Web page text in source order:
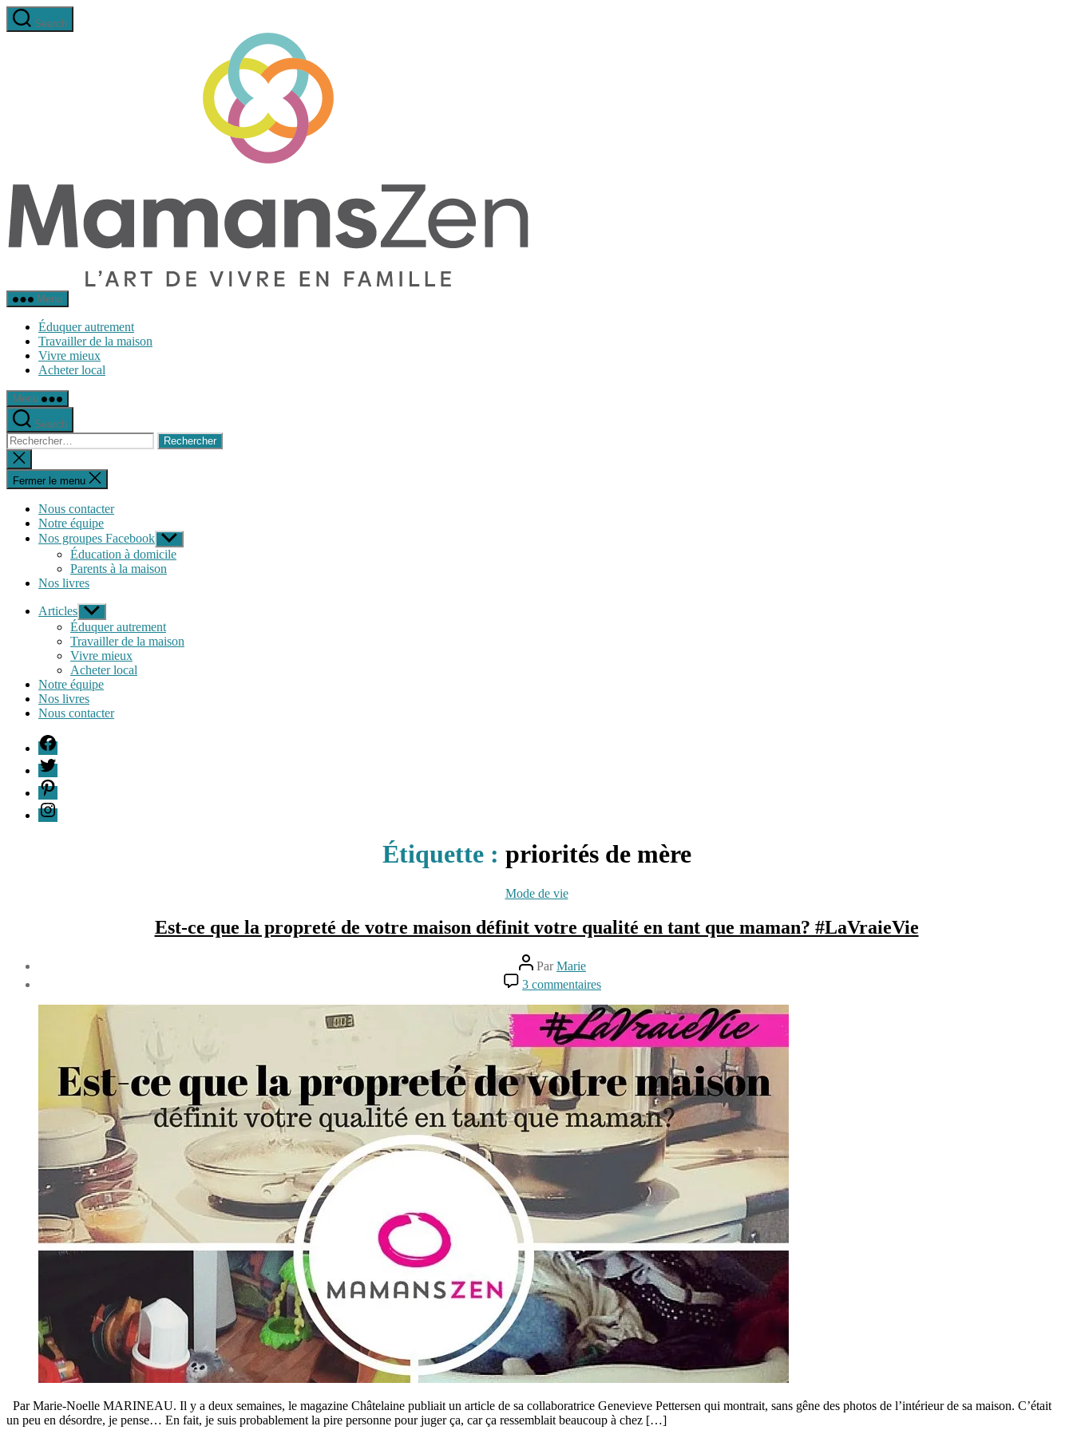
Aller
au
Search
Menu
Éduquer autrement
Travailler de la maison
Vivre mieux
Acheter local
Menu
Search
Rechercher :
Fermer
la
recherche
Fermer le menu
Nous contacter
Notre équipe
Nos groupes Facebook Afficher
le
sous-
menu
Éducation à domicile
Parents à la maison
Nos livres
Articles Afficher
le
sous-
menu
Éduquer autrement
Travailler de la maison
Vivre mieux
Acheter local
Notre équipe
Nos livres
Nous contacter
F
T
P
I
Étiquette : priorités de mère
Catégories
Mode de vie
Est-ce que la propreté de votre maison définit votre qualité en tant que maman? #LaVraieVie
Auteur
de
l’article
ParMarie
l’article
3 commentaires
Est-
ce
que
la
propreté
votre
maison
définit
votre
qualité
en
maman?
#LaVraieVie
Par Marie-Noelle MARINEAU. Il y a deux semaines, le magazine Châtelaine publiait un article de sa collaboratrice Genevieve Pettersen qui montrait, sans gêne des photos de l’intérieur de sa maison. C’était
un peu en désordre, je pense… En fait, je suis probablement la pire personne pour juger ça, car ça ressemblait beaucoup à chez […]